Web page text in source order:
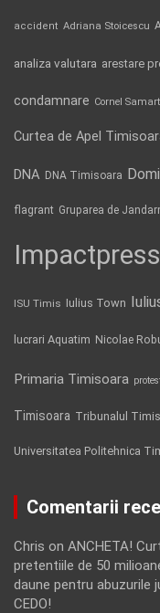
accident Adriana Stoicescu
analiza valutara arestare
condamnare Cornel
Curtea de Apel
DNA DNA Timisoara
flagrant Gruparea de
Impactpress
ISU Timis Iulius Town
lucrari Aquatim Nicolae
Primaria Timisoara
Timisoara Tribunalul Timis
Universitatea Politehnica
Comentarii
Chris on ANCHETA!
pretentiile de 50
daune pentru abuzurile
CEDO!